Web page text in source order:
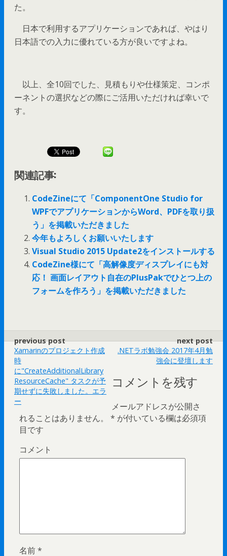
た。
日本で利用するアプリケーションであれば、やはり
日本語での入力に優れている方が良いですよね。
以上、全10回でした、見積もりや仕様策定、コンポ
ーネントの選択などの際にご活用いただければ幸いで
す。
関連記事:
CodeZineにて「ComponentOne Studio for
WPFでアプリケーションからWord、PDFを取り扱
う」を掲載いただきました
今年もよろしくお願いいたします
Visual Studio 2015 Update2をインストールする
CodeZine様にて「高解像度ディスプレイにも対
応！ 画面レイアウト自在のPlusPakでひとつ上の
フォームを作ろう」を掲載いただきました
previous post
Xamarinのプロジェクト作成
時
に"CreateAdditionalLibrary
ResourceCache" タスクが予
期せずに失敗しました。エラ
ー
next post
.NETラボ勉強会 2017年4月勉
強会に登壇します
コメントを残す
メールアドレスが公開さ
れることはありません。
* が付いている欄は必須項
目です
コメント
名前*